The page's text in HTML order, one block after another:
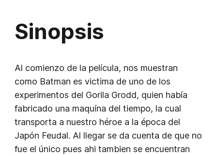
Sinopsis
Al comienzo de la película, nos muestran
como Batman es victima de uno de los
experimentos del Gorila Grodd, quien había
fabricado una maquína del tiempo, la cual
transporta a nuestro héroe a la época del
Japón Feudal. Al llegar se da cuenta de que no
fue el único pues ahi tambien se encuentran